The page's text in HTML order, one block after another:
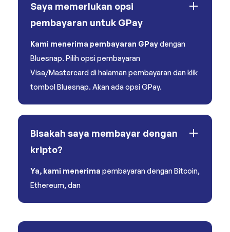
Saya memerlukan opsi
pembayaran untuk GPay
Kami menerima pembayaran GPaydengan
Bluesnap. Pilih opsi pembayaran
Visa/Mastercard di halaman pembayaran dan klik
tombol Bluesnap. Akan ada opsi GPay.
Bisakah saya membayar dengan
kripto?
Ya, kami menerima pembayaran dengan Bitcoin,
Ethereum, dan